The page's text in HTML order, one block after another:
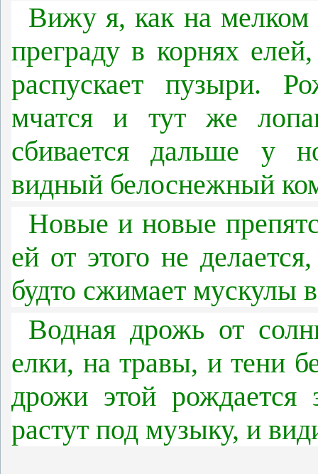
Вижу я, как на мелком
преграду в корнях
распускает пузыри.
мчатся и тут же
сбивается дальше у
видный белоснежный
Новые и новые
ей от этого не
будто сжимает мускулы
Водная дрожь от
елки, на травы, и тени
дрожи этой рождается
растут под музыку, и